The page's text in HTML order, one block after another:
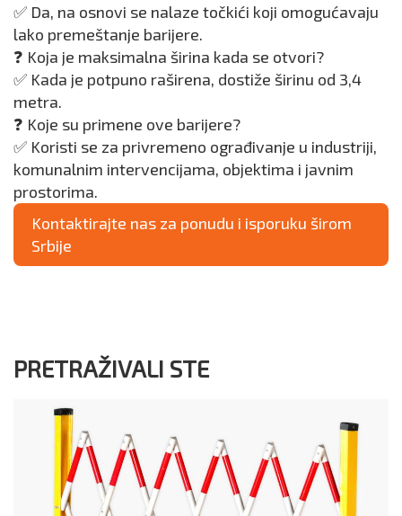
✅ Da, na osnovi se nalaze točkići koji omogućavaju
lako premeštanje barijere.
❓ Koja je maksimalna širina kada se otvori?
✅ Kada je potpuno raširena, dostiže širinu od 3,4
metra.
❓ Koje su primene ove barijere?
✅ Koristi se za privremeno ograđivanje u industriji,
komunalnim intervencijama, objektima i javnim
prostorima.
Kontaktirajte nas za ponudu i isporuku širom
Srbije
PRETRAŽIVALI STE